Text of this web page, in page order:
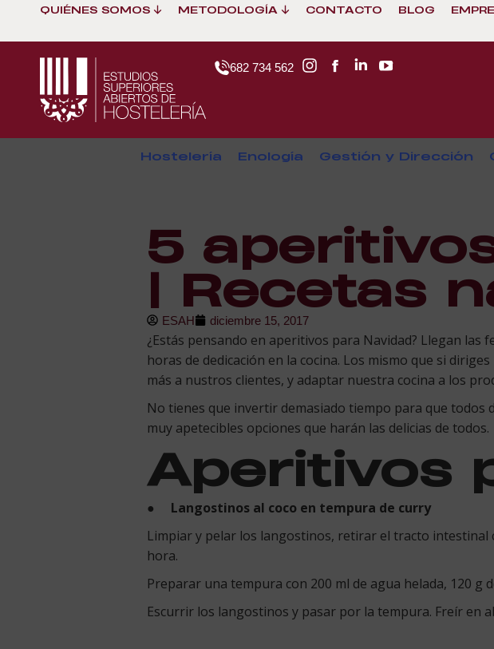
QUIÉNES SOMOS METODOLOGÍA CONTACTO BLOG
682 734 562
Hostelería Enología Gestión y Dirección
5
| Recetas
ESAH diciembre 15, 2017
¿Estás pensando en aperitivos para Navidad? Llegan
horas de dedicación en la cocina. Los mismo que si
más a nustros clientes, y adaptar nuestra cocina a los
No tienes que invertir demasiado tiempo para que todos
muy apetecibles opciones que harán las delicias de todos.
Aperitivos
●
Langostinos al coco en tempura de curry
Limpiar y pelar los langostinos, retirar el tracto intestinal
hora.
Preparar una tempura con 200 ml de agua helada, 120 g
Escurrir los langostinos y pasar por la tempura. Freír en